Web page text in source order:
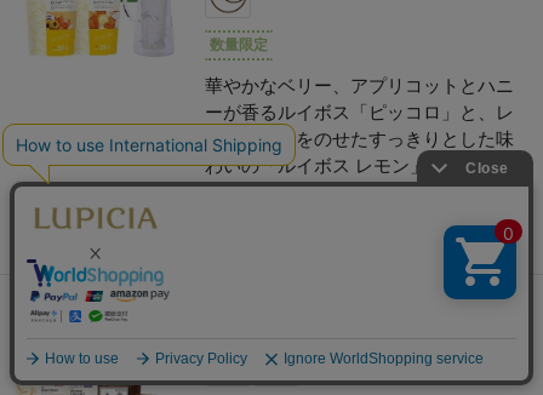
数量限定
華やかなベリー、アプリコットとハニ
ーが香るルイボス「ピッコロ」と、レ
モンの香りをのせたすっきりとした味
わいの「ルイボス レモン」の大容量テ
ィーバッグを、茶こし付きの耐熱ガラ
6,680円